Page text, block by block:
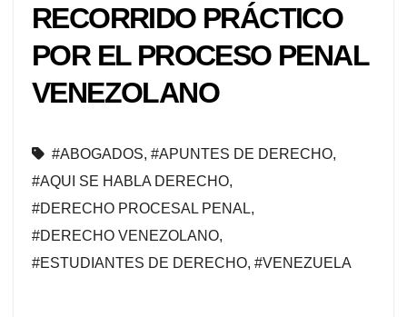
RECORRIDO PRÁCTICO
POR EL PROCESO PENAL
VENEZOLANO
#ABOGADOS, #APUNTES DE DERECHO,
#AQUI SE HABLA DERECHO,
#DERECHO PROCESAL PENAL,
#DERECHO VENEZOLANO,
#ESTUDIANTES DE DERECHO, #VENEZUELA